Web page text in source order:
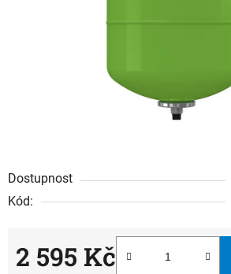
Dostupnost
Kód:
2 595 Kč